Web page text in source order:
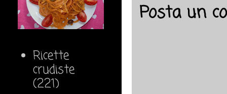
Posta un
Ricette
crudiste
(221)